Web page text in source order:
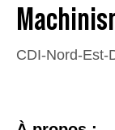
CDI-Nord-Est-